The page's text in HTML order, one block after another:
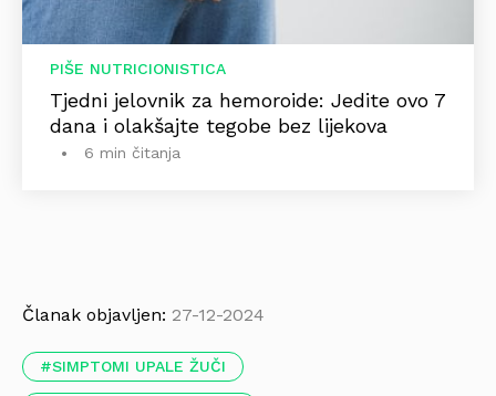
PIŠE NUTRICIONISTICA
Tjedni jelovnik za hemoroide: Jedite ovo 7
dana i olakšajte tegobe bez lijekova
6 min čitanja
Članak objavljen: 27-12-2024
SIMPTOMI UPALE ŽUČI